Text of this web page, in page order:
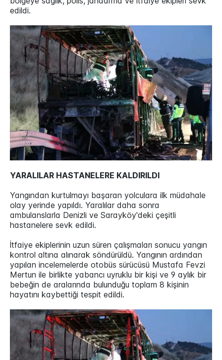
edildi.
YARALILAR HASTANELERE KALDIRILDI
Yangından kurtulmayı başaran yolculara ilk müdahale
olay yerinde yapıldı. Yaralılar daha sonra
ambulanslarla Denizli ve Sarayköy'deki çeşitli
hastanelere sevk edildi.
İtfaiye ekiplerinin uzun süren çalışmaları sonucu yangın
kontrol altına alınarak söndürüldü. Yangının ardından
yapılan incelemelerde otobüs sürücüsü Mustafa Fevzi
Mertun ile birlikte yabancı uyruklu bir kişi ve 9 aylık bir
bebeğin de aralarında bulunduğu toplam 8 kişinin
hayatını kaybettiği tespit edildi.